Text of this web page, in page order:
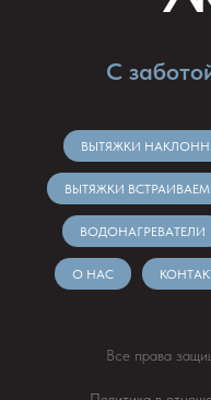
С
ВЫТЯЖКИ
ВЫТЯЖКИ
ВОДОНАГРЕВАТЕЛИ
О НАС
Все права